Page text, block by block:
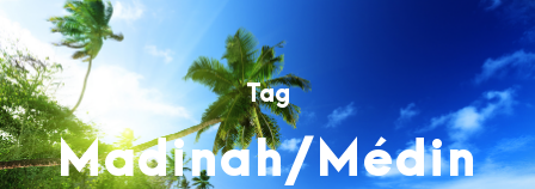
Tag
Madinah/Médin